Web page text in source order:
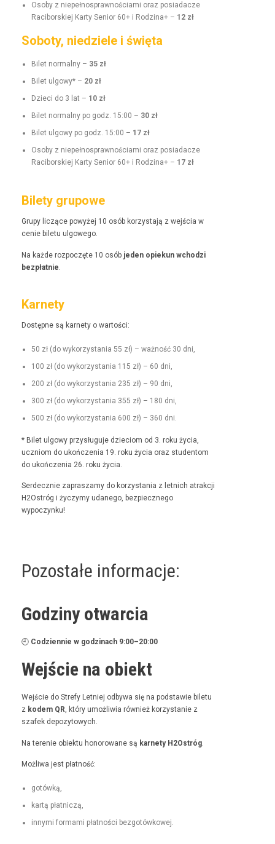
Oso­by z niepełnosprawnoś­ci­a­mi oraz posi­adacze
Raci­borskiej Kar­ty Senior 60+ i Rodz­i­na+ – 12 zł
Soboty, niedziele i święta
Bilet nor­mal­ny – 35 zł
Bilet ulgo­wy* – 20 zł
Dzieci do 3 lat – 10 zł
Bilet nor­mal­ny po godz. 15:00 – 30 zł
Bilet ulgo­wy po godz. 15:00 – 17 zł
Oso­by z niepełnosprawnoś­ci­a­mi oraz posi­adacze
Raci­borskiej Kar­ty Senior 60+ i Rodz­i­na+ – 17 zł
Bilety grupowe
Grupy liczące powyżej 10 osób korzys­ta­ją z wejś­cia w
cenie bile­tu ulgowego.
Na każde rozpoczęte 10 osób jeden opiekun wchodzi
bezpłat­nie.
Karnety
Dostęp­ne są kar­ne­ty o wartości:
50 zł (do wyko­rzys­ta­nia 55 zł) – ważność 30 dni,
100 zł (do wyko­rzys­ta­nia 115 zł) – 60 dni,
200 zł (do wyko­rzys­ta­nia 235 zł) – 90 dni,
300 zł (do wyko­rzys­ta­nia 355 zł) – 180 dni,
500 zł (do wyko­rzys­ta­nia 600 zł) – 360 dni.
* Bilet ulgo­wy przysługu­je dzieciom od 3. roku życia,
uczniom do ukończenia 19. roku życia oraz stu­den­tom
do ukończenia 26. roku życia.
Serdecznie zaprasza­my do korzys­ta­nia z let­nich atrakcji
H2Ostróg i życzymy udanego, bez­piecznego
wypoczynku!
Pozostałe informacje:
Godziny otwarcia
🕘 Codzi­en­nie w godz­i­nach 9:00–20:00
Wejście na obiekt
Wejś­cie do Stre­fy Let­niej odby­wa się na pod­staw­ie bile­tu
z kodem QR, który umożli­wia również korzys­tanie z
szafek depozytowych.
Na tere­nie obiek­tu hon­orowane są kar­ne­ty H2Ostróg
Możli­wa jest płatność:
gotówką,
kartą płat­niczą,
inny­mi for­ma­mi płat­noś­ci bezgotówkowej.